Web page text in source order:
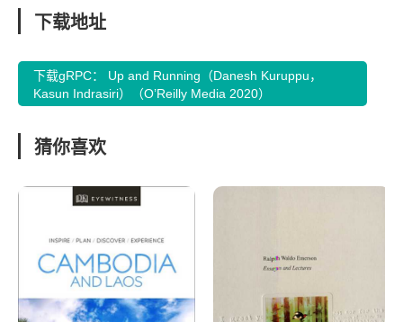
下载地址
下载gRPC： Up and Running（Danesh Kuruppu，
Kasun Indrasiri）（O’Reilly Media 2020）
猜你喜欢